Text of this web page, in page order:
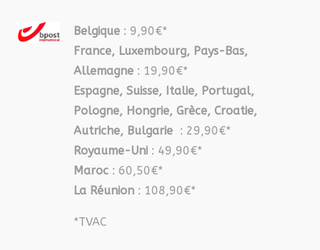
Belgique : 9,90€*
France, Luxembourg, Pays-Bas,
Allemagne : 19,90€*
Espagne, Suisse, Italie, Portugal,
Pologne, Hongrie, Grèce, Croatie,
Autriche, Bulgarie : 29,90€*
Royaume-Uni : 49,90€*
Maroc : 60,50€*
La Réunion : 108,90€*
*TVAC